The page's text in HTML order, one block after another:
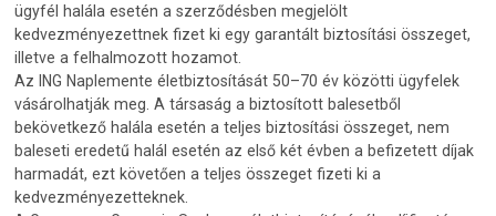
ügyfél halála esetén a szerződésben megjelölt
kedvezményezettnek fizet ki egy garantált biztosítási összeget,
illetve a felhalmozott hozamot.
Az ING Naplemente életbiztosítását 50–70 év közötti ügyfelek
vásárolhatják meg. A társaság a biztosított balesetből
bekövetkező halála esetén a teljes biztosítási összeget, nem
baleseti eredetű halál esetén az első két évben a befizetett díjak
harmadát, ezt követően a teljes összeget fizeti ki a
kedvezményezetteknek.